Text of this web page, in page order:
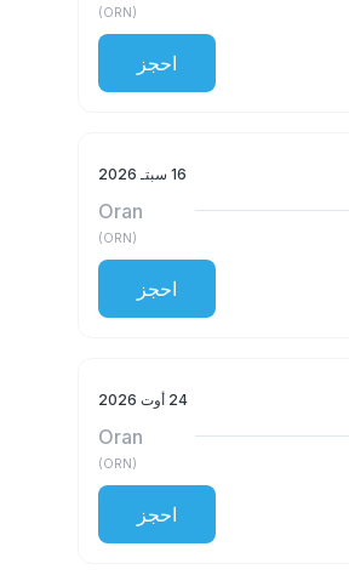
(
ORN
)
احجز
16 سبتـ 2026
Oran
(
ORN
)
احجز
24 أوت 2026
Oran
(
ORN
)
احجز